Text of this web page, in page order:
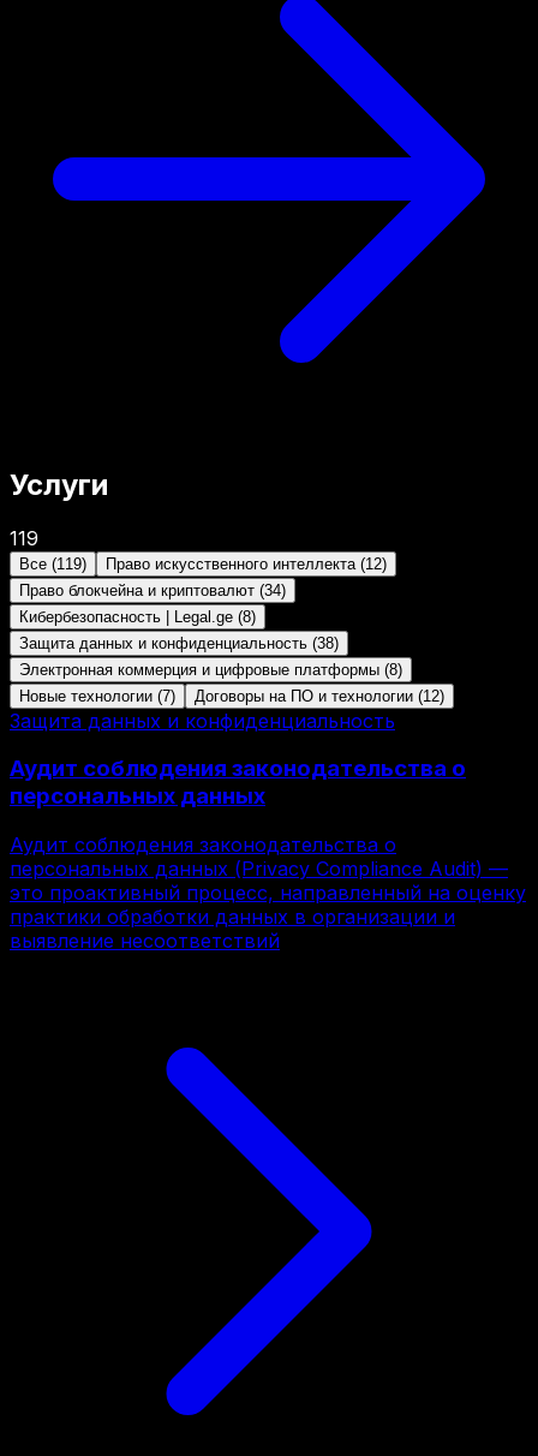
Услуги
119
Все (119) Право искусственного интеллекта (12)
Право блокчейна и криптовалют (34)
Кибербезопасность | Legal.ge (8)
Защита данных и конфиденциальность (38)
Электронная коммерция и цифровые платформы (8)
Новые технологии (7) Договоры на ПО и технологии (12)
Защита данных и конфиденциальность
Аудит соблюдения законодательства о
персональных данных
Аудит соблюдения законодательства о
персональных данных (Privacy Compliance Audit) —
это проактивный процесс, направленный на оценку
практики обработки данных в организации и
выявление несоответствий